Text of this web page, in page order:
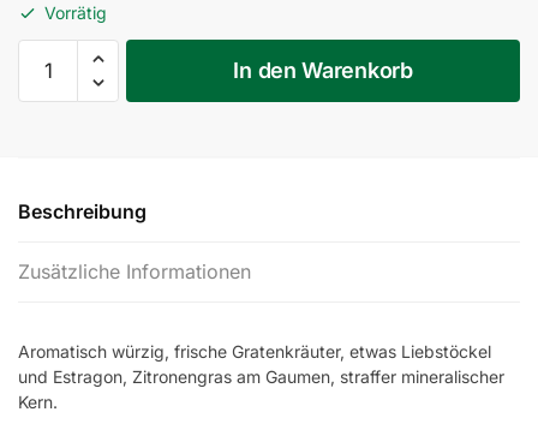
Vorrätig
Sauvignon
DAC
Menge
In den Warenkorb
Beschreibung
Zusätzliche Informationen
Aromatisch würzig, frische Gratenkräuter, etwas Liebstöckel
und Estragon, Zitronengras am Gaumen, straffer mineralischer
Kern.